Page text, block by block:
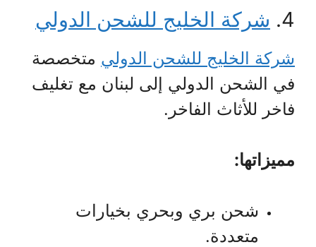
4. شركة الخليج للشحن الدولي
شركة الخليج للشحن الدولي متخصصة
في الشحن الدولي إلى لبنان مع تغليف
فاخر للأثاث الفاخر.
مميزاتها:
شحن بري وبحري بخيارات
متعددة.